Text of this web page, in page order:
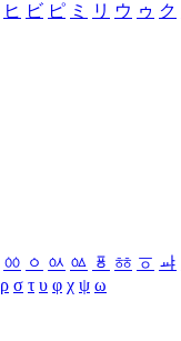
ヒ ビ ピ ミ リ ウ ゥ ク
ㆀ ㆁ ㆂ ㆃ ㆄ ㆅ ㆆ ㆇ
ρ σ τ υ φ χ ψ ω